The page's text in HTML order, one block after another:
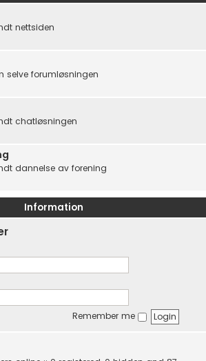
nettsiden
selve forumløsningen
chatløsningen
dannelse av forening
Information
Remember me